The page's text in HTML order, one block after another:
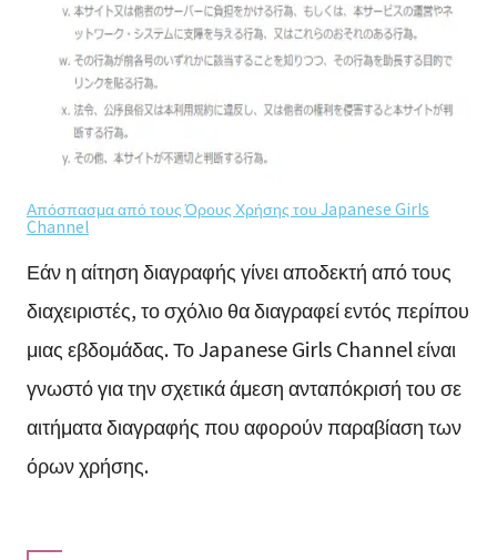
Απόσπασμα από τους Όρους Χρήσης του Japanese Girls
Channel
Εάν η αίτηση διαγραφής γίνει αποδεκτή από τους
διαχειριστές, το σχόλιο θα διαγραφεί εντός περίπου
μιας εβδομάδας. Το Japanese Girls Channel είναι
γνωστό για την σχετικά άμεση ανταπόκρισή του σε
αιτήματα διαγραφής που αφορούν παραβίαση των
όρων χρήσης.